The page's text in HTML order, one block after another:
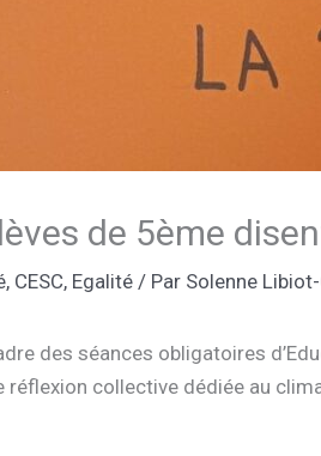
de 5ème
, CESC, Egalité / Par Solenne
des séances obligatoires
réflexion collective dédiée au